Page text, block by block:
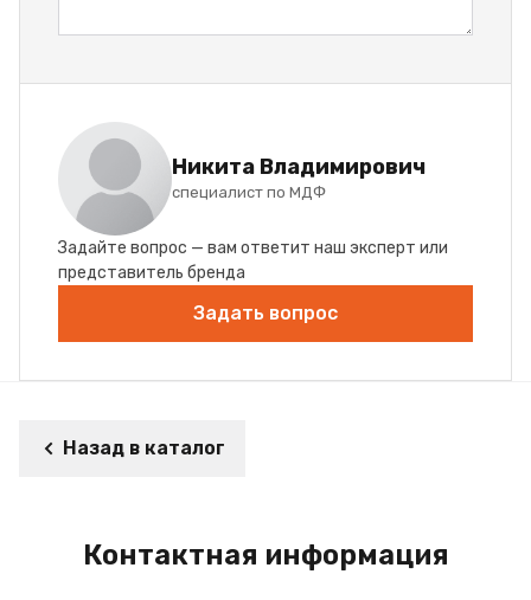
Никита Владимирович
специалист по МДФ
Задайте вопрос — вам ответит наш эксперт или
представитель бренда
Задать вопрос
Назад в каталог
Контактная информация